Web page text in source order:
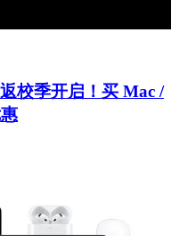
校季开启！买 Mac /